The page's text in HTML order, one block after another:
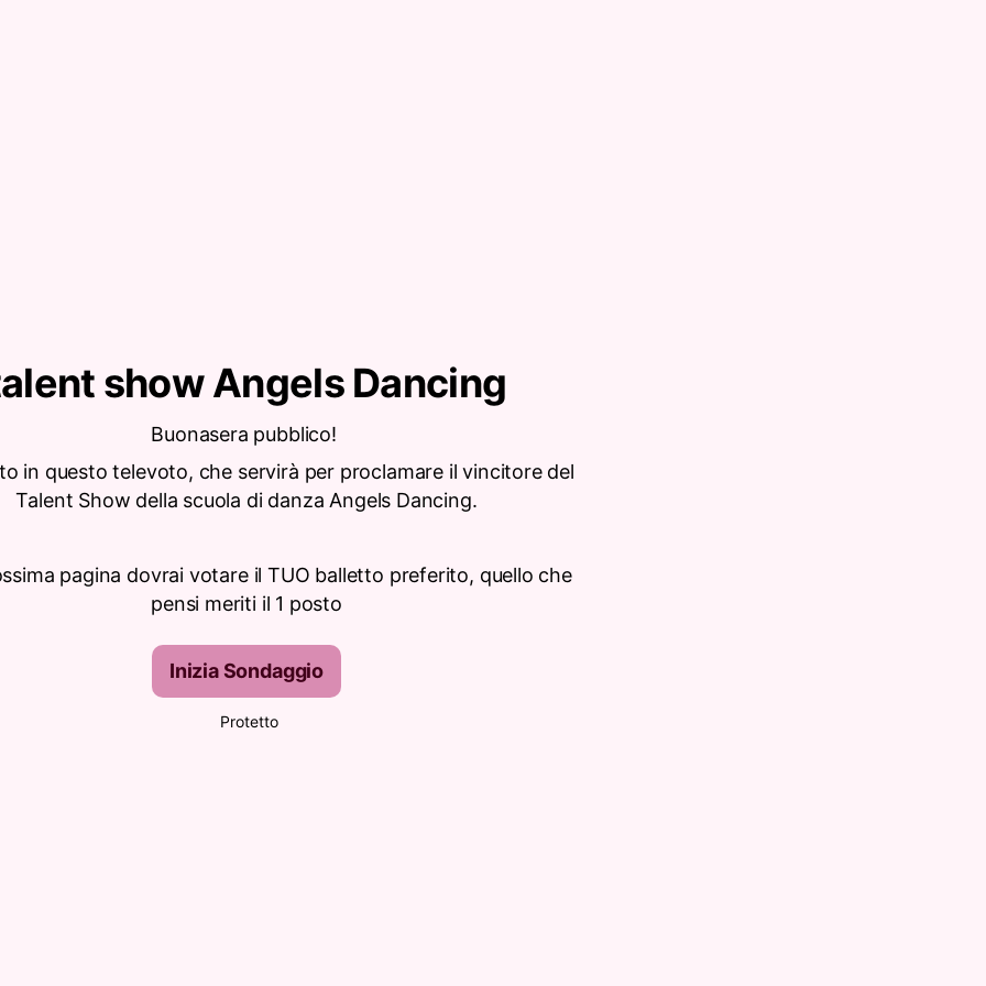
show Angels Dancing
Buonasera pubblico!
in questo televoto, che servirà per proclamare il vincitore del
Talent Show della scuola di danza Angels Dancing.
pagina dovrai votare il TUO balletto preferito, quello che
pensi meriti il 1 posto
Inizia Sondaggio
Protetto